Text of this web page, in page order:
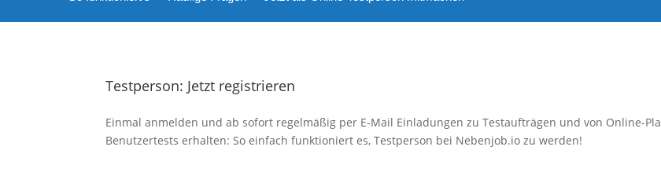
Testperson: Jetzt registrieren
Einmal anmelden und ab sofort regelmäßig per E-Mail Einladungen zu Testaufträgen und von Online-
Benutzertests erhalten: So einfach funktioniert es, Testperson bei Nebenjob.io zu werden!